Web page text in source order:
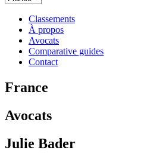
Classements
À propos
Avocats
Comparative guides
Contact
France
Avocats
Julie Bader